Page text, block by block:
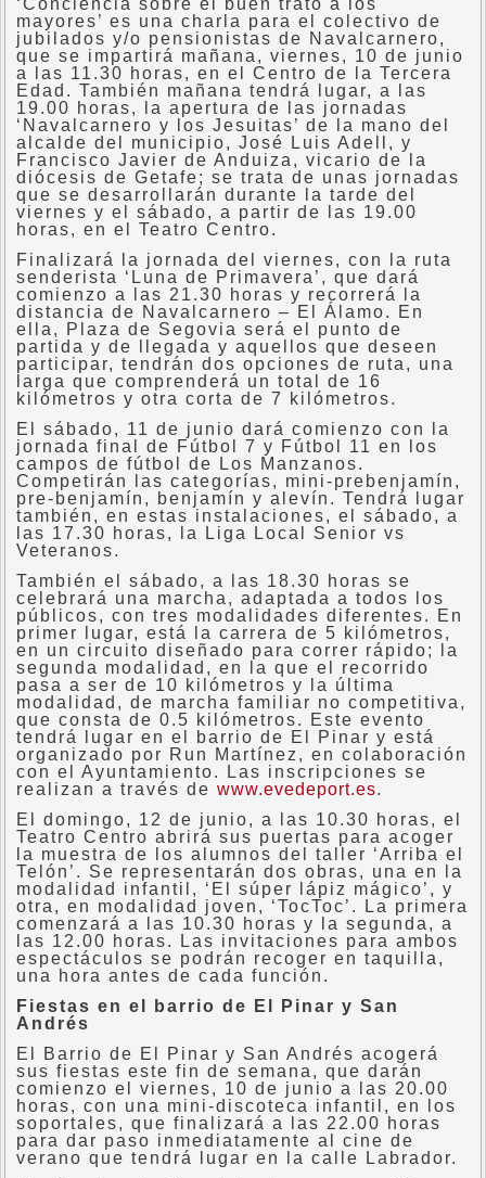
‘Conciencia sobre el buen trato a los
mayores’ es una charla para el colectivo de
jubilados y/o pensionistas de Navalcarnero,
que se impartirá mañana, viernes, 10 de junio
a las 11.30 horas, en el Centro de la Tercera
Edad. También mañana tendrá lugar, a las
19.00 horas, la apertura de las jornadas
‘Navalcarnero y los Jesuitas’ de la mano del
alcalde del municipio, José Luis Adell, y
Francisco Javier de Anduiza, vicario de la
diócesis de Getafe; se trata de unas jornadas
que se desarrollarán durante la tarde del
viernes y el sábado, a partir de las 19.00
horas, en el Teatro Centro.
Finalizará la jornada del viernes, con la ruta
senderista ‘Luna de Primavera’, que dará
comienzo a las 21.30 horas y recorrerá la
distancia de Navalcarnero – El Álamo. En
ella, Plaza de Segovia será el punto de
partida y de llegada y aquellos que deseen
participar, tendrán dos opciones de ruta, una
larga que comprenderá un total de 16
kilómetros y otra corta de 7 kilómetros.
El sábado, 11 de junio dará comienzo con la
jornada final de Fútbol 7 y Fútbol 11 en los
campos de fútbol de Los Manzanos.
Competirán las categorías, mini-prebenjamín,
pre-benjamín, benjamín y alevín. Tendrá lugar
también, en estas instalaciones, el sábado, a
las 17.30 horas, la Liga Local Senior vs
Veteranos.
También el sábado, a las 18.30 horas se
celebrará una marcha, adaptada a todos los
públicos, con tres modalidades diferentes. En
primer lugar, está la carrera de 5 kilómetros,
en un circuito diseñado para correr rápido; la
segunda modalidad, en la que el recorrido
pasa a ser de 10 kilómetros y la última
modalidad, de marcha familiar no competitiva,
que consta de 0.5 kilómetros. Este evento
tendrá lugar en el barrio de El Pinar y está
organizado por Run Martínez, en colaboración
con el Ayuntamiento. Las inscripciones se
realizan a través de www.evedeport.es.
El domingo, 12 de junio, a las 10.30 horas, el
Teatro Centro abrirá sus puertas para acoger
la muestra de los alumnos del taller ‘Arriba el
Telón’. Se representarán dos obras, una en la
modalidad infantil, ‘El súper lápiz mágico’, y
otra, en modalidad joven, ‘TocToc’. La primera
comenzará a las 10.30 horas y la segunda, a
las 12.00 horas. Las invitaciones para ambos
espectáculos se podrán recoger en taquilla,
una hora antes de cada función.
Fiestas en el barrio de El Pinar y San
Andrés
El Barrio de El Pinar y San Andrés acogerá
sus fiestas este fin de semana, que darán
comienzo el viernes, 10 de junio a las 20.00
horas, con una mini-discoteca infantil, en los
soportales, que finalizará a las 22.00 horas
para dar paso inmediatamente al cine de
verano que tendrá lugar en la calle Labrador.